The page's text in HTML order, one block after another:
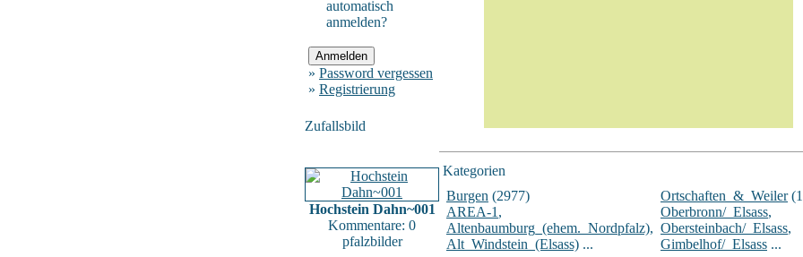
automatisch
anmelden?
» Password vergessen
» Registrierung
Zufallsbild
Hochstein Dahn~001
Kommentare: 0
pfalzbilder
Kategorien
Burgen (2977)
AREA-1 ,
Altenbaumburg_(ehem._Nordpfalz),
Alt_Windstein_(Elsass) ...
Ortschaften_&_Weiler
Oberbronn/_Elsass,
Obersteinbach/_Elsass,
Gimbelhof/_Elsass ...